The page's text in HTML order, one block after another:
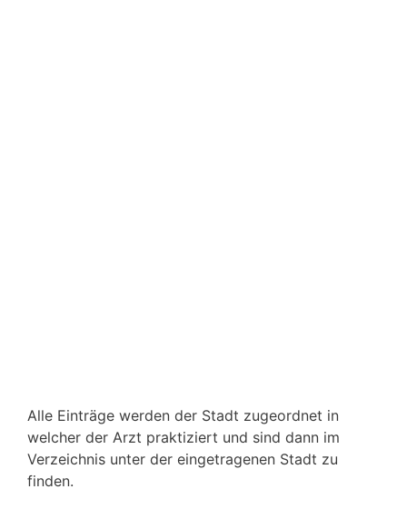
Alle Einträge werden der Stadt zugeordnet in
welcher der Arzt praktiziert und sind dann im
Verzeichnis unter der eingetragenen Stadt zu
finden.